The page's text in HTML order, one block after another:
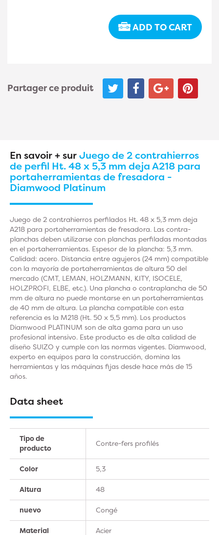
ADD TO CART
Partager ce produit
En savoir + surJuego de 2 contrahierros
de perfil Ht. 48 x 5,3 mm deja A218 para
portaherramientas de fresadora -
Diamwood Platinum
Juego de 2 contrahierros perfilados Ht. 48 x 5,3 mm deja
A218 para portaherramientas de fresadora. Las contra-
planchas deben utilizarse con planchas perfiladas montadas
en el portaherramientas. Espesor de la plancha: 5,3 mm.
Calidad: acero. Distancia entre agujeros (24 mm) compatible
con la mayoría de portaherramientas de altura 50 del
mercado (CMT, LEMAN, HOLZMANN, KITY, ISOCELE,
HOLZPROFI, ELBE, etc.). Una plancha o contraplancha de 50
mm de altura no puede montarse en un portaherramientas
de 40 mm de altura. La plancha compatible con esta
referencia es la M218 (Ht. 50 x 5,5 mm). Los productos
Diamwood PLATINUM son de alta gama para un uso
profesional intensivo. Este producto es de alta calidad de
diseño SUIZO y cumple con las normas vigentes. Diamwood,
experto en equipos para la construcción, domina las
herramientas y las máquinas fijas desde hace más de 15
años.
Data sheet
Tipo de
producto
Contre-fers profilés
Color 5,3
Altura 48
nuevo Congé
Material Acier